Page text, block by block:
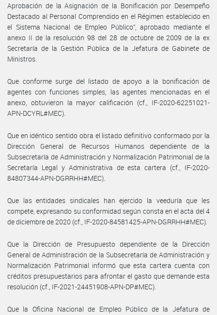
Aprobación de la Asignación de la Bonificación por Desempeño
Destacado al Personal Comprendido en el Régimen establecido en
el Sistema Nacional de Empleo Público”, aprobado mediante el
anexo II de la resolución 98 del 28 de octubre de 2009 de la ex
Secretaría de la Gestión Pública de la Jefatura de Gabinete de
Ministros.
Que conforme surge del listado de apoyo a la bonificación de
agentes con funciones simples, las agentes mencionadas en el
anexo, obtuvieron la mayor calificación (cf., IF-2020-62251021-
APN-DCYRL#MEC).
Que en idéntico sentido obra el listado definitivo conformado por la
Dirección General de Recursos Humanos dependiente de la
Subsecretaría de Administración y Normalización Patrimonial de la
Secretaría Legal y Administrativa de esta cartera (cf., IF-2020-
84807344-APN-DGRRHH#MEC).
Que las entidades sindicales han ejercido la veeduría que les
compete, expresando su conformidad según consta en el acta del 4
de diciembre de 2020 (cf., IF-2020-84581425-APN-DGRRHH#MEC).
Que la Dirección de Presupuesto dependiente de la Dirección
General de Administración de la Subsecretaría de Administración y
Normalización Patrimonial informó que esta cartera cuenta con
créditos presupuestarios para afrontar el gasto que demande esta
resolución (cf., IF-2021-24451908-APN-DP#MEC).
Que la Oficina Nacional de Empleo Público de la Jefatura de